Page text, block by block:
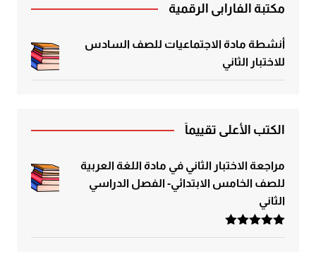
مكتبة الفارابي الرقمية
أنشطة مادة الاجتماعيات للصف السادس
للاختبار الثاني
الكتب الأعلى تقييماً
مراجعة الاختبار الثاني في مادة اللغة العربية
للصف الخامس الابتدائي- الفصل الدراسي
الثاني
تم التقييم